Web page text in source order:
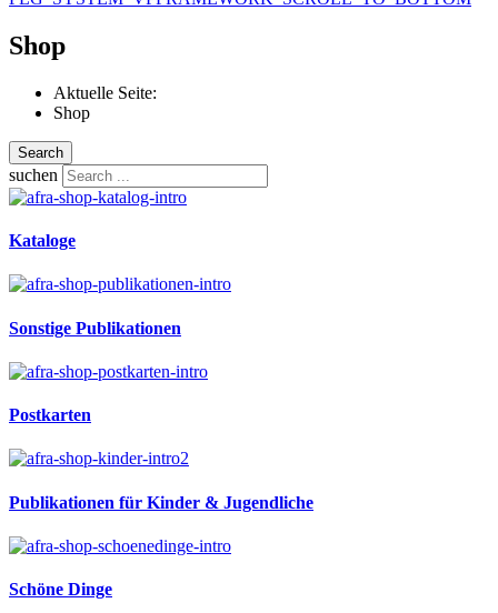
Shop
Aktuelle Seite:
Shop
Search
suchen
Kataloge
Sonstige Publikationen
Postkarten
Publikationen für Kinder & Jugendliche
Schöne Dinge